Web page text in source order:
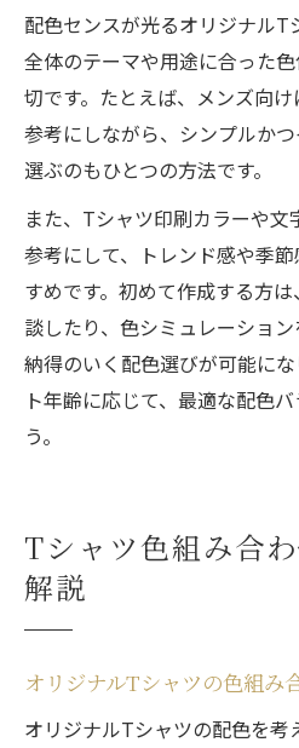
配色センスが光るオリジナルT
全体のテーマや用途に合った
切です。たとえば、メンズ向
参考にしながら、シンプルか
選ぶのもひとつの方法です。
また、Tシャツ印刷カラーや文
参考にして、トレンド感や季
すめです。初めて作成する方
談したり、色シミュレーショ
納得のいく配色選びが可能に
ト年齢に応じて、最適な配色
う。
Tシャツ色組み合
解説
オリジナルTシャツの色組み
オリジナルTシャツの配色を考